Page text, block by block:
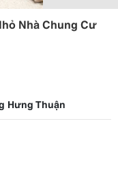
Nhà Chung Cư
Hưng Thuận